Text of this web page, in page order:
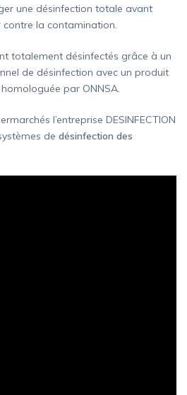
une désinfection totale avant
contre la contamination.
totalement désinfectés grâce à un
de désinfection avec un produit
par ONNSA.
l’entreprise DESINFECTION
de désinfection des